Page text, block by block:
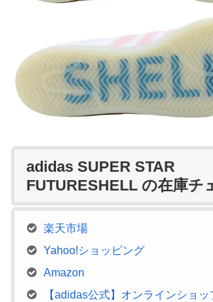
adidas SUPER STAR
FUTURESHELL の在庫チ
楽天市場
Yahoo!ショッピング
Amazon
【adidas公式】オンラインショッ